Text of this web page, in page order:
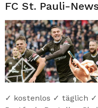
FC St. Pauli-
✓ kostenlos ✓ täglich